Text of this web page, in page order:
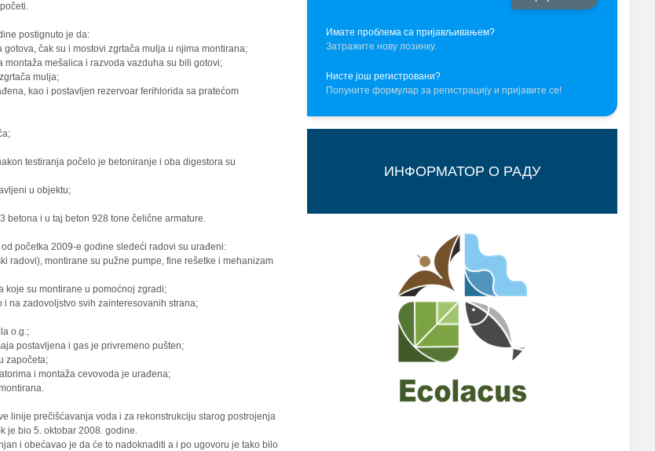
postignuto je da:
čak su i mostovi zgrtača mulja u njima montirana;
mešalica i razvoda vazduha su bili gotovi;
mulja;
kao i postavljen rezervoar ferihlorida sa pratećom
testiranja počelo je betoniranje i oba digestora su
u objektu;
betona i u taj beton 928 tone čelične armature.
početka 2009-e godine sledeći radovi su urađeni:
radovi), montirane su pužne pumpe, fine rešetke i mehanizam
koje su montirane u pomoćnoj zgradi;
na zadovoljstvo svih zainteresovanih strana;
o.g.;
postavljena i gas je privremeno pušten;
započeta;
i montaža cevovoda je urađena;
linije prečišćavanja voda i za rekonstrukciju starog postrojenja
je bio 5. oktobar 2008. godine.
i obećavao je da će to nadoknaditi a i po ugovoru je tako bilo
Имате проблема са пријављивањем?
Затражите нову лозинку.
Нисте још регистровани?
Попуните формулар за регистрацију и пријавите се!
ИНФОРМАТОР О РАДУ